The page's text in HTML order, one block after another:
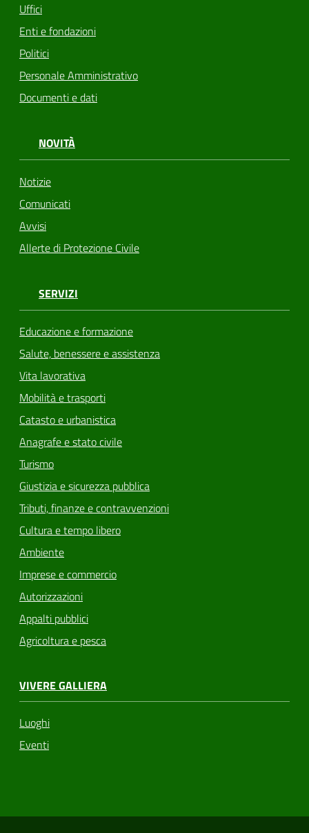
Uffici
Enti e fondazioni
Politici
Personale Amministrativo
Documenti e dati
NOVITÀ
Notizie
Comunicati
Avvisi
Allerte di Protezione Civile
SERVIZI
Educazione e formazione
Salute, benessere e assistenza
Vita lavorativa
Mobilità e trasporti
Catasto e urbanistica
Anagrafe e stato civile
Turismo
Giustizia e sicurezza pubblica
Tributi, finanze e contravvenzioni
Cultura e tempo libero
Ambiente
Imprese e commercio
Autorizzazioni
Appalti pubblici
Agricoltura e pesca
VIVERE GALLIERA
Luoghi
Eventi